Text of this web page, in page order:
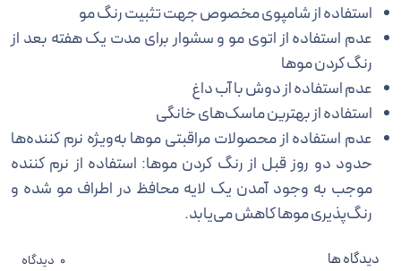
استفاده از شامپوی مخصوص جهت تثبیت رنگ مو
عدم استفاده از اتوی مو و سشوار برای مدت یک هفته بعد از
رنگ کردن موها
عدم استفاده از دوش با آب داغ
استفاده از بهترین ماسک‌های خانگی
عدم استفاده از محصولات مراقبتی موها به‌ویژه نرم کنند‌ه‌ها
حدود دو روز قبل از رنگ کردن موها: استفاده از نرم کننده
موجب به وجود آمدن یک لایه محافظ در اطراف مو شده و
رنگ‌پذیری موها کاهش می‌یابد.
دیدگاه ها 0 دیدگاه